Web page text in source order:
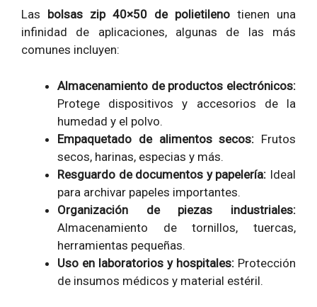
Las bolsas zip 40×50 de polietileno tienen una
infinidad de aplicaciones, algunas de las más
comunes incluyen:
Almacenamiento de productos electrónicos:
Protege dispositivos y accesorios de la
humedad y el polvo.
Empaquetado de alimentos secos: Frutos
secos, harinas, especias y más.
Resguardo de documentos y papelería: Ideal
para archivar papeles importantes.
Organización de piezas industriales:
Almacenamiento de tornillos, tuercas,
herramientas pequeñas.
Uso en laboratorios y hospitales: Protección
de insumos médicos y material estéril.